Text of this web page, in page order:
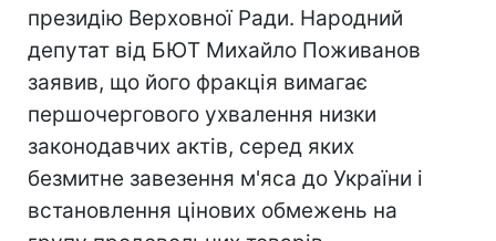
президію Верховної Ради. Народний
депутат від БЮТ Михайло Поживанов
заявив, що його фракція вимагає
першочергового ухвалення низки
законодавчих актів, серед яких
безмитне завезення м'яса до України і
встановлення цінових обмежень на